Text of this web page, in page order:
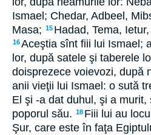
Ismael; Chedar, Adbeel,
Masa; 15 Hadad, Tema,
16Aceştia sînt fiii lui Ismael;
lor, după satele şi taberele
doisprezece voievozi, după
anii vieţii lui Ismael: o sută
El şi -a dat duhul, şi a
poporul său. 18 Fiii lui au
Şur, care este în faţa